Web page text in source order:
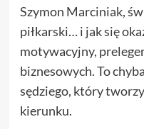
Szymon Marciniak,
piłkarski… i jak się
motywacyjny,
biznesowych. To
sędziego, który
kierunku.